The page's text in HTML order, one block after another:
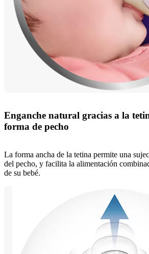
Enganche natural gracias a la
forma de pecho
La forma ancha de la tetina permite una
del pecho, y facilita la alimentación
de su bebé.